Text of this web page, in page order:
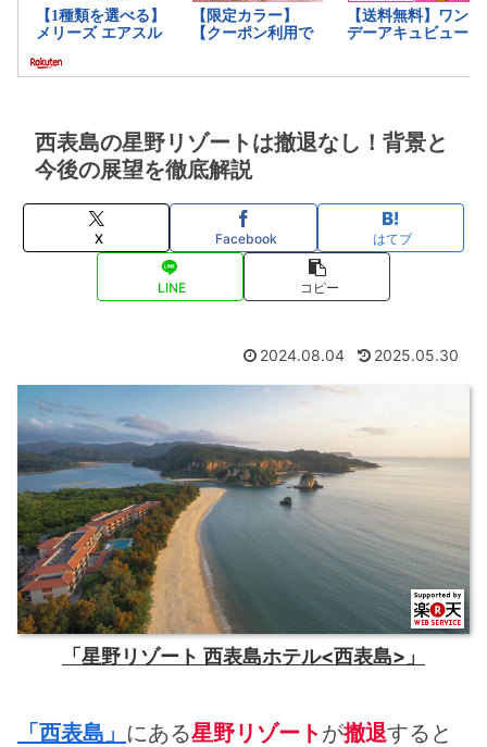
西表島の星野リゾートは撤退なし！背景と
今後の展望を徹底解説
X Facebook はてブ
LINE コピー
2024.08.04 2025.05.30
「星野リゾート 西表島ホテル<西表島>」
「西表島」 にある星野リゾートが撤退すると